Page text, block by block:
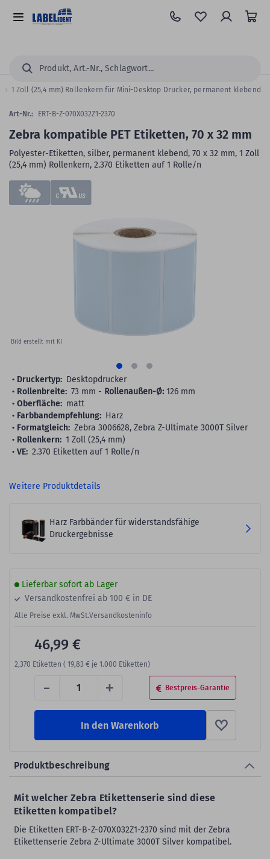
Hauptinhalt
springen
Alle
Suchen...
1 Zoll (25,4 mm) Rollenkern für Mini-Desktop Drucker, permanent klebend
Zum
Ende
der
Bild erstellt mit KI
Skip
the
Zebra kompatible PET Etiketten, 70 x 32 mm
Polyester-Etiketten, silber, permanent klebend, 70 x 32 mm, 1 Zoll
(25,4 mm) Rollenkern, 2.370 Etiketten auf 1 Rolle/n
Art-Nr.: ERT-B-Z-070X032Z1-2370
Druckertyp: Desktopdrucker
Rollenbreite: 73 mm - Rollenaußen-Ø: 126 mm
Oberfläche: matt
Farbbandempfehlung: Harz
Formatgleich: Zebra 3006628, Zebra Z-Ultimate 3000T Silver
Rollenkern: 1 Zoll (25,4 mm)
VE: 2.370 Etiketten auf 1 Rolle/n
Weitere Produktdetails
Harz Farbbänder für widerstandsfähige
Druckergebnisse
Lieferbar sofort ab Lager
Versandkostenfrei ab 100 € in DE
Alle Preise exkl. MwSt.Versandkosteninfo
- + Bestpreis-Garantie
46,99 €
2,370 Etiketten ( 19,83 € je 1.000 Etiketten)
In den Warenkorb
Produktbeschreibung
Mit welcher Zebra Etikettenserie sind diese
Etiketten kompatibel?
Die Etiketten ERT-B-Z-070X032Z1-2370 sind mit der Zebra
Etikettenserie Zebra Z-Ultimate 3000T Silver kompatibel.